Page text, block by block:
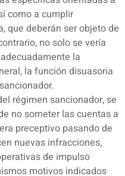
como a cumplir
que deberán ser objeto de
no solo se vería
la
la función disuasoria
régimen sancionador, se
no someter las cuentas a
preceptivo pasando de
nuevas infracciones,
de impulso
motivos indicados